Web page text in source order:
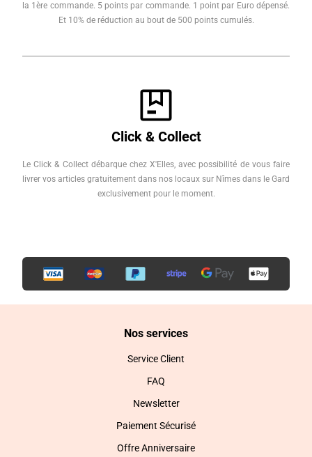
la 1ère commande. 5 points par commande. 1 point par Euro dépensé.
Et 10% de réduction au bout de 500 points cumulés.
Click & Collect
Le Click & Collect débarque chez X'Elles, avec possibilité de vous faire
livrer vos articles gratuitement dans nos locaux sur Nîmes dans le Gard
exclusivement pour le moment.
Nos services
Service Client
FAQ
Newsletter
Paiement Sécurisé
Offre Anniversaire